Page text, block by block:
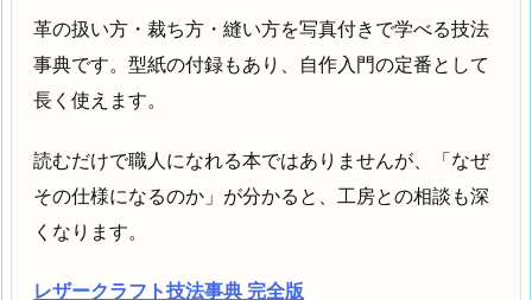
革の扱い方・裁ち方・縫い方を写真付きで学べる技法
事典です。型紙の付録もあり、自作入門の定番として
長く使えます。
読むだけで職人になれる本ではありませんが、「なぜ
その仕様になるのか」が分かると、工房との相談も深
くなります。
レザークラフト技法事典 完全版